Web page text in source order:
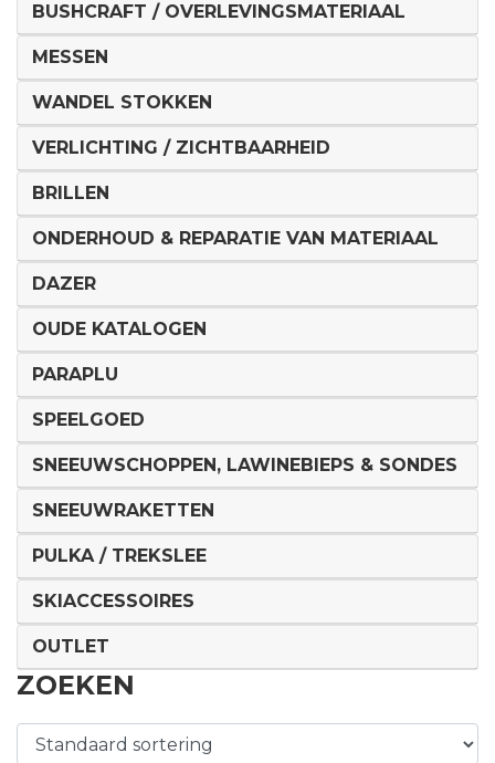
BUSHCRAFT / OVERLEVINGSMATERIAAL
MESSEN
WANDEL STOKKEN
VERLICHTING / ZICHTBAARHEID
BRILLEN
ONDERHOUD & REPARATIE VAN MATERIAAL
DAZER
OUDE KATALOGEN
PARAPLU
SPEELGOED
SNEEUWSCHOPPEN, LAWINEBIEPS & SONDES
SNEEUWRAKETTEN
PULKA / TREKSLEE
SKIACCESSOIRES
OUTLET
ZOEKEN